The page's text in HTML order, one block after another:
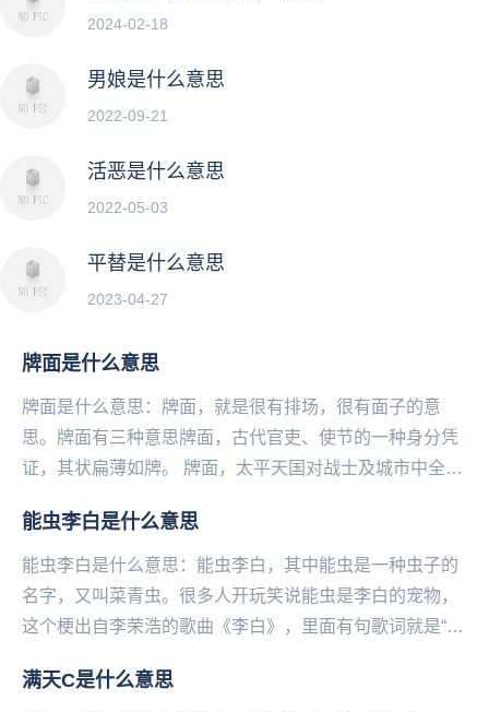
2024-02-18
男娘是什么意思
2022-09-21
活恶是什么意思
2022-05-03
平替是什么意思
2023-04-27
牌面是什么意思
牌面是什么意思：牌面，就是很有排场，很有面子的意
思。牌面有三种意思牌面，古代官吏、使节的一种身分凭
证，其状扁薄如牌。 牌面，太平天国对战士及城市中全劳
能虫李白是什么意思
能虫李白是什么意思：能虫李白，其中能虫是一种虫子的
名字，又叫菜青虫。很多人开玩笑说能虫是李白的宠物，
这个梗出自李荣浩的歌曲《李白》，里面有句歌词就是“要
满天C是什么意思